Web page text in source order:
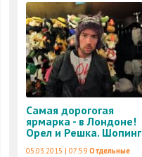
Самая дорогогая
ярмарка - в Лондоне!
Орел и Решка. Шопинг
05.03.2015 | 07:59 Отдельные